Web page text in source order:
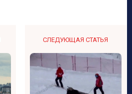
СЛЕДУЮЩАЯ СТАТЬЯ